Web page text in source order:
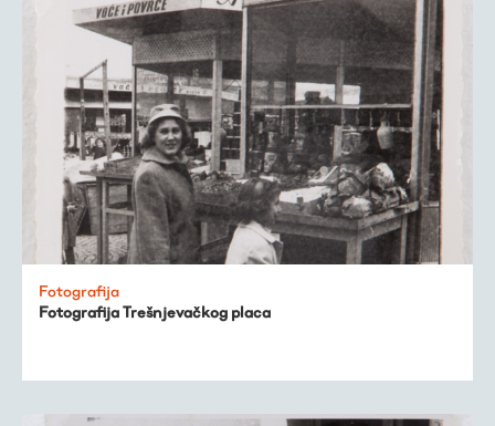
Fotografija
Fotografija Trešnjevačkog placa